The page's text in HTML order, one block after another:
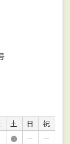
土 日
祝
● －
－